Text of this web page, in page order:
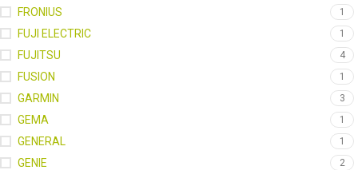
FRONIUS 1
FUJI ELECTRIC 1
FUJITSU 4
FUSION 1
GARMIN 3
GEMA 1
GENERAL 1
GENIE 2